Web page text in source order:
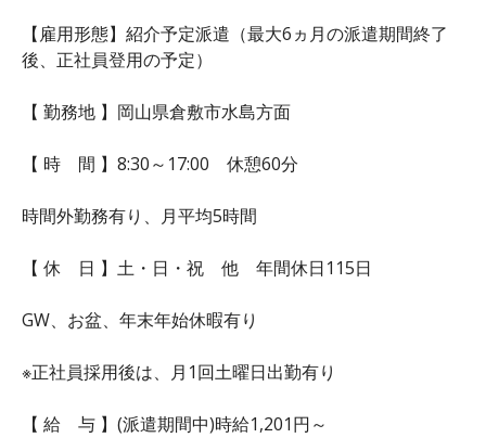
【雇用形態】紹介予定派遣（最大6ヵ月の派遣期間終了
後、正社員登用の予定）
【 勤務地 】岡山県倉敷市水島方面
【 時 間 】8:30～17:00 休憩60分
時間外勤務有り、月平均5時間
【 休 日 】土・日・祝 他 年間休日115日
GW、お盆、年末年始休暇有り
※正社員採用後は、月1回土曜日出勤有り
【 給 与 】(派遣期間中)時給1,201円～